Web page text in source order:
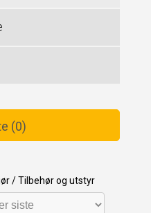
(0)
/Tilbehør og utstyr